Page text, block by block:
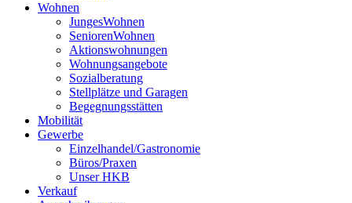
Wohnen
JungesWohnen
SeniorenWohnen
Aktionswohnungen
Wohnungsangebote
Sozialberatung
Stellplätze und Garagen
Begegnungsstätten
Mobilität
Gewerbe
Einzelhandel/Gastronomie
Büros/Praxen
Unser HKB
Verkauf